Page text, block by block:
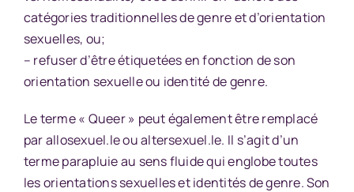
catégories traditionnelles de genre et d’orientation
sexuelles, ou;
– refuser d’être étiquetées en fonction de son
orientation sexuelle ou identité de genre.
Le terme « Queer » peut également être remplacé
par allosexuel.le ou altersexuel.le. Il s’agit d’un
terme parapluie au sens fluide qui englobe toutes
les orientations sexuelles et identités de genre. Son